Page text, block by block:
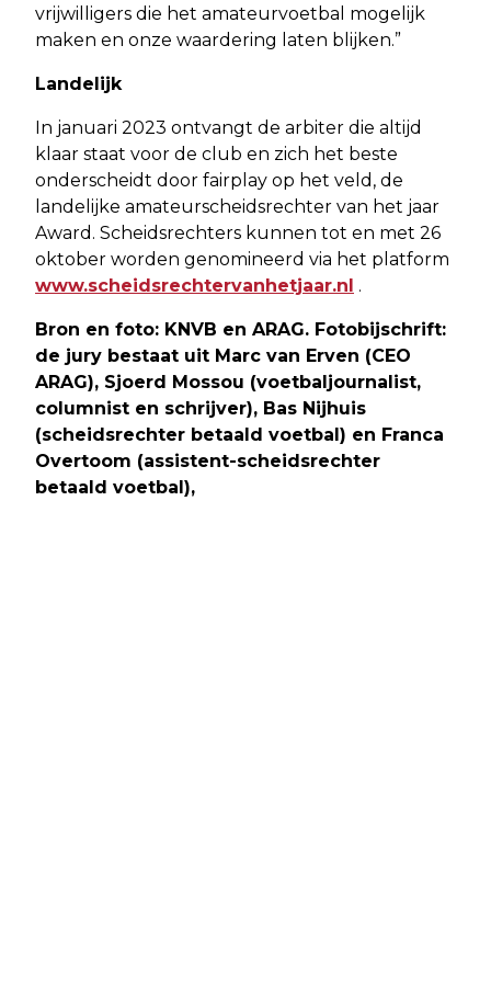
vrijwilligers die het amateurvoetbal mogelijk
maken en onze waardering laten blijken.”
Landelijk
In januari 2023 ontvangt de arbiter die altijd
klaar staat voor de club en zich het beste
onderscheidt door fairplay op het veld, de
landelijke amateurscheidsrechter van het jaar
Award. Scheidsrechters kunnen tot en met 26
oktober worden genomineerd via het platform
www.scheidsrechtervanhetjaar.nl .
Bron en foto: KNVB en ARAG. Fotobijschrift:
de jury bestaat uit Marc van Erven (CEO
ARAG), Sjoerd Mossou (voetbaljournalist,
columnist en schrijver), Bas Nijhuis
(scheidsrechter betaald voetbal) en Franca
Overtoom (assistent-scheidsrechter
betaald voetbal),